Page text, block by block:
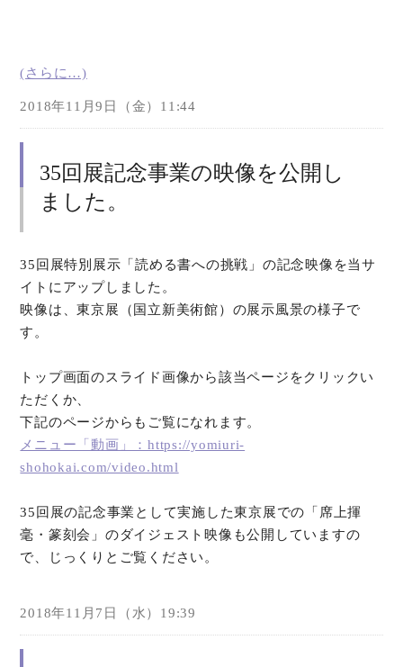
(さらに…)
2018年11月9日（金）11:44
35回展記念事業の映像を公開し
ました。
35回展特別展示「読める書への挑戦」の記念映像を当サ
イトにアップしました。
映像は、東京展（国立新美術館）の展示風景の様子で
す。
トップ画面のスライド画像から該当ページをクリックい
ただくか、
下記のページからもご覧になれます。
メニュー「動画」：https://yomiuri-
shohokai.com/video.html
35回展の記念事業として実施した東京展での「席上揮
毫・篆刻会」のダイジェスト映像も公開していますの
で、じっくりとご覧ください。
2018年11月7日（水）19:39